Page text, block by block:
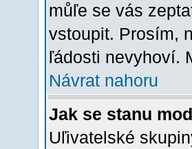
můľe se vás
vstoupit. Prosím,
ľádosti nevyhoví.
Návrat nahoru
Jak se stanu
Uľivatelské